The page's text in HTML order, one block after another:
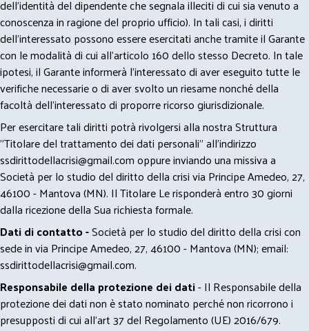
dell’identità del dipendente che segnala illeciti di cui sia venuto a
conoscenza in ragione del proprio ufficio). In tali casi, i diritti
dell’interessato possono essere esercitati anche tramite il Garante
con le modalità di cui all’articolo 160 dello stesso Decreto. In tale
ipotesi, il Garante informerà l’interessato di aver eseguito tutte le
verifiche necessarie o di aver svolto un riesame nonché della
facoltà dell’interessato di proporre ricorso giurisdizionale.
Per esercitare tali diritti potrà rivolgersi alla nostra Struttura
"Titolare del trattamento dei dati personali" all'indirizzo
ssdirittodellacrisi@gmail.comoppure inviando una missiva a
Società per lo studio del diritto della crisi via Principe Amedeo, 27,
46100 - Mantova (MN). Il Titolare Le risponderà entro 30 giorni
dalla ricezione della Sua richiesta formale.
Dati di contatto -Società per lo studio del diritto della crisi con
sede in via Principe Amedeo, 27, 46100 - Mantova (MN); email:
ssdirittodellacrisi@gmail.com.
Responsabile della protezione dei dati- Il Responsabile della
protezione dei dati non è stato nominato perché non ricorrono i
presupposti di cui all’art 37 del Regolamento (UE) 2016/679.